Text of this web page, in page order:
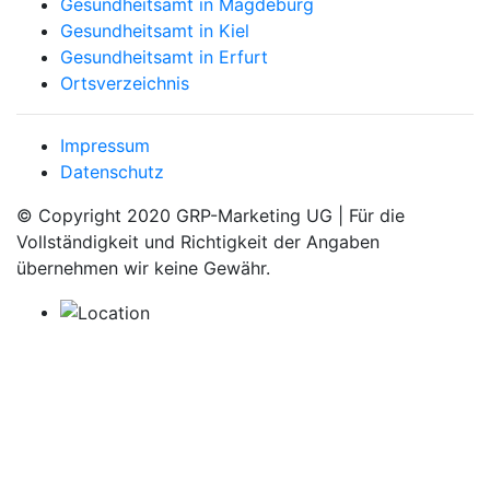
Gesundheitsamt in Kiel
Gesundheitsamt in Erfurt
Ortsverzeichnis
Impressum
Datenschutz
© Copyright 2020 GRP-Marketing UG | Für die
Vollständigkeit und Richtigkeit der Angaben
übernehmen wir keine Gewähr.